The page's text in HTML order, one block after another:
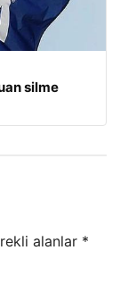
silme
alanlar *